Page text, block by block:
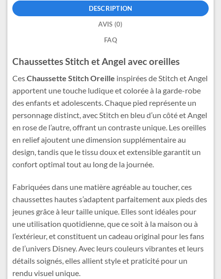
DESCRIPTION
AVIS (0)
FAQ
Chaussettes Stitch et Angel avec oreilles
CesChaussette Stitch Oreille inspirées de Stitch et Angel
apportent une touche ludique et colorée à la garde-robe
des enfants et adolescents. Chaque pied représente un
personnage distinct, avec Stitch en bleu d’un côté et Angel
en rose de l’autre, offrant un contraste unique. Les oreilles
en relief ajoutent une dimension supplémentaire au
design, tandis que le tissu doux et extensible garantit un
confort optimal tout au long de la journée.
Fabriquées dans une matière agréable au toucher, ces
chaussettes hautes s’adaptent parfaitement aux pieds des
jeunes grâce à leur taille unique. Elles sont idéales pour
une utilisation quotidienne, que ce soit à la maison ou à
l’extérieur, et constituent un cadeau original pour les fans
de l’univers Disney. Avec leurs couleurs vibrantes et leurs
détails soignés, elles allient style et praticité pour un
rendu visuel unique.